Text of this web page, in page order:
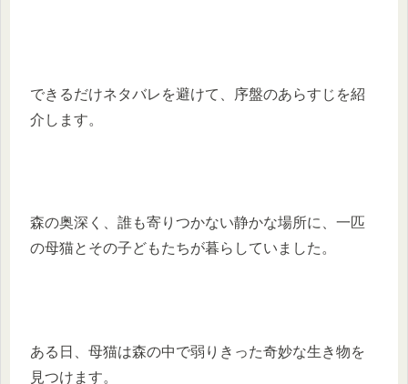
できるだけネタバレを避けて、序盤のあらすじを紹
介します。
森の奥深く、誰も寄りつかない静かな場所に、一匹
の母猫とその子どもたちが暮らしていました。
ある日、母猫は森の中で弱りきった奇妙な生き物を
見つけます。